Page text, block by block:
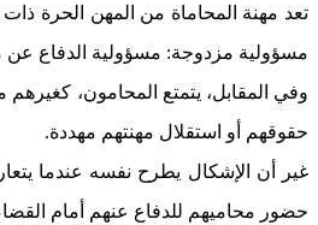
تعد مهنة المحاماة من المهن الحرة
مسؤولية مزدوجة: مسؤولية الدفاع
وفي المقابل، يتمتع المحامون،
حقوقهم أو استقلال مهنتهم مهددة.
غير أن الإشكال يطرح نفسه عندما
حضور محاميهم للدفاع عنهم أمام